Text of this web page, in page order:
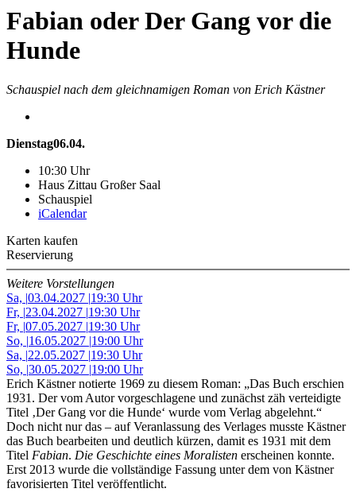
Fabian oder Der Gang vor die
Hunde
Schauspiel nach dem gleichnamigen Roman von Erich Kästner
Dienstag06.04.
10:30 Uhr
Haus Zittau Großer Saal
Schauspiel
iCalendar
Karten kaufen
Reservierung
Weitere Vorstellungen
Sa, |03.04.2027 |19:30 Uhr
Fr, |23.04.2027 |19:30 Uhr
Fr, |07.05.2027 |19:30 Uhr
So, |16.05.2027 |19:00 Uhr
Sa, |22.05.2027 |19:30 Uhr
So, |30.05.2027 |19:00 Uhr
Erich Kästner notierte 1969 zu diesem Roman: „Das Buch erschien
1931. Der vom Autor vorgeschlagene und zunächst zäh verteidigte
Titel ‚Der Gang vor die Hunde‘ wurde vom Verlag abgelehnt.“
Doch nicht nur das – auf Veranlassung des Verlages musste Kästner
das Buch bearbeiten und deutlich kürzen, damit es 1931 mit dem
Titel Fabian. Die Geschichte eines Moralisten erscheinen konnte.
Erst 2013 wurde die vollständige Fassung unter dem von Kästner
favorisierten Titel veröffentlicht.